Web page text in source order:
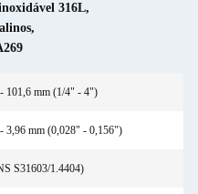
316L,
,
101,6 mm (1/4" - 4")
3,96 mm (0,028" - 0,156")
S31603/1.4404)